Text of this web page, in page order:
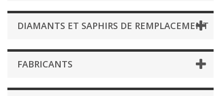
DIAMANTS ET SAPHIRS DE REMPLACEMENT
FABRICANTS